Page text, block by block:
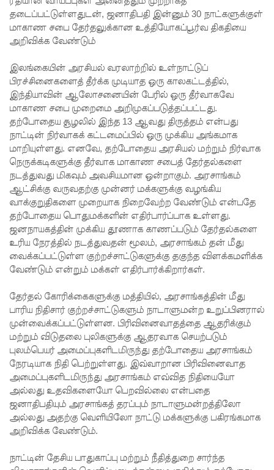
விஜய்
கடிதம்!
இரு
ஆண்டுக
ள் இலக்கு
நிர்ணயிக்
கப்பட்ட
டெங்கு
ஒழிப்பு
வேலைத்
திட்டம் -
அமைச்சர்
நளிந்த
ஜயதிஸ்ஸ!
முழுமை
யான
கட்டுப்பாட்
வந்த
மெகசின்
சிறை!
காவின்
தடைப்பட்டுள்ளதுடன், ஜனாதிபதி இன்னும் 30 நாட்களுக்குள்
மாகாண சபை தேர்தலுக்கான உத்தியோகப்பூர்வ திகதியை
அறிவிக்க வேண்டும்
இலங்கையின் அரசியல் வரலாற்றில் உள்நாட்டுப்
பிரச்சினைகளைத் தீர்க்க முடியாத ஒரு காலகட்டத்தில்,
இந்தியாவின் ஆலோசனையின் பேரில் ஒரு தீர்வாகவே
மாகாண சபை முறைமை அறிமுகப்படுத்தப்பட்டது.
தற்போதைய சூழலில் இந்த 13 ஆவது திருத்தம் என்பது
நாட்டின் நிர்வாகக் கட்டமைப்பில் ஒரு முக்கிய அங்கமாக
மாறியுள்ளது. எனவே, தற்போதைய அரசியல் மற்றும் நிர்வாக
நெருக்கடிகளுக்கு தீர்வாக மாகாண சபைத் தேர்தல்களை
நடத்துவது மிகவும் அவசியமான ஒன்றாகும். அரசாங்கம்
ஆட்சிக்கு வருவதற்கு முன்னர் மக்களுக்கு வழங்கிய
வாக்குறுதிகளை முறையாக நிறைவேற்ற வேண்டும் என்பதே
தற்போதைய பொதுமக்களின் எதிர்பார்ப்பாக உள்ளது.
ஜனநாயகத்தின் முக்கிய தூணாக காணப்படும் தேர்தல்களை
உரிய நேரத்தில் நடத்துவதன் மூலம், அரசாங்கம் தன் மீது
வைக்கப்பட்டுள்ள குற்றச்சாட்டுகளுக்கு தகுந்த விளக்கமளிக்க
வேண்டும் என்றும் மக்கள் எதிர்பார்க்கிறார்கள்.
தேர்தல் கோரிக்கைகளுக்கு மத்தியில், அரசாங்கத்தின் மீது
பாரிய நிதிசார் குற்றச்சாட்டுகளும் நாடாளுமன்ற உறுப்பினரால்
முன்வைக்கப்பட்டுள்ளன. பிரிவினைவாதத்தை ஆதரிக்கும்
மற்றும் விடுதலை புலிகளுக்கு ஆதரவாக செயற்படும்
புலம்பெயர் அமைப்புகளிடமிருந்து தற்போதைய அரசாங்கம்
நேரடியாக நிதி பெற்றுள்ளது. இவ்வாறான பிரிவினைவாத
அமைப்புகளிடமிருந்து அரசாங்கம் எவ்வித நிதியையோ
அல்லது உதவிகளையோ பெறவில்லை என்பதை
ஜனாதிபதியும் அரசாங்கத் தரப்பும் நாடாளுமன்றத்திலோ
அல்லது அதற்கு வெளியிலோ நாட்டு மக்களுக்கு பகிரங்கமாக
அறிவிக்க வேண்டும்.
நாட்டின் தேசிய பாதுகாப்பு மற்றும் நீதித்துறை சார்ந்த